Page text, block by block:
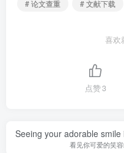
# 论文查重
# 文献下载
喜欢
点赞3
Seeing your adorable
看见你可爱的笑